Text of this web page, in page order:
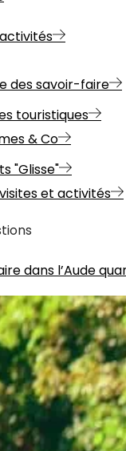
des savoir-faire
touristiques
& Co
"Glisse"
et activités
dans l’Aude